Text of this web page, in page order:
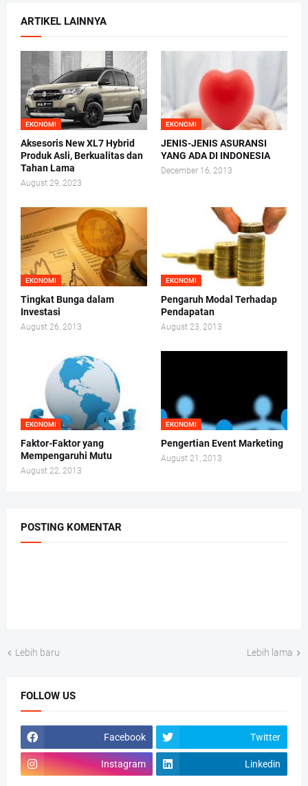
ARTIKEL LAINNYA
EKONOMI
Aksesoris New XL7 Hybrid
Produk Asli, Berkualitas dan
Tahan Lama
August 29, 2023
EKONOMI
JENIS-JENIS ASURANSI
YANG ADA DI INDONESIA
December 16, 2013
EKONOMI
Tingkat Bunga dalam
Investasi
August 26, 2013
EKONOMI
Pengaruh Modal Terhadap
Pendapatan
August 23, 2013
EKONOMI
Faktor-Faktor yang
Mempengaruhi Mutu
August 22, 2013
EKONOMI
Pengertian Event Marketing
August 21, 2013
POSTING KOMENTAR
Lebih baru Lebih lama
FOLLOW US
Facebook Twitter
Instagram Linkedin